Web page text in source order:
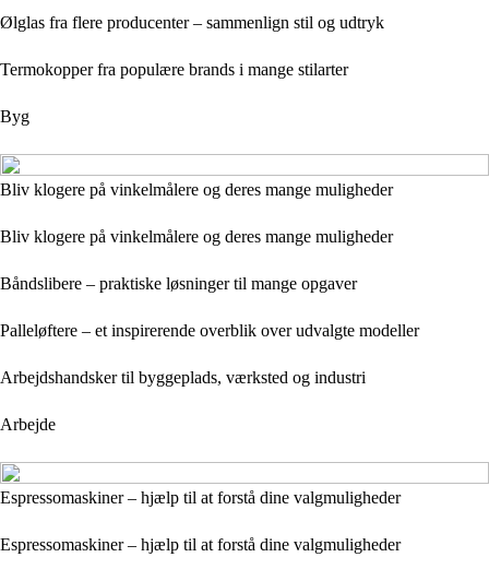
Ølglas fra flere producenter – sammenlign stil og udtryk
Termokopper fra populære brands i mange stilarter
Byg
Bliv klogere på vinkelmålere og deres mange muligheder
Bliv klogere på vinkelmålere og deres mange muligheder
Båndslibere – praktiske løsninger til mange opgaver
Palleløftere – et inspirerende overblik over udvalgte modeller
Arbejdshandsker til byggeplads, værksted og industri
Arbejde
Espressomaskiner – hjælp til at forstå dine valgmuligheder
Espressomaskiner – hjælp til at forstå dine valgmuligheder